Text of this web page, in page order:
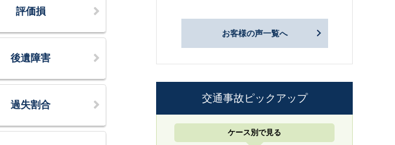
評価損
後遺障害
過失割合
お客様の声一覧へ
交通事故ピックアップ
ケース別で見る